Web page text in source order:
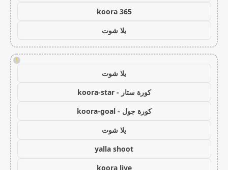
koora 365
يلا شوت
!
يلا شوت
كورة ستار - koora-star
كورة جول - koora-goal
يلا شوت
yalla shoot
koora live